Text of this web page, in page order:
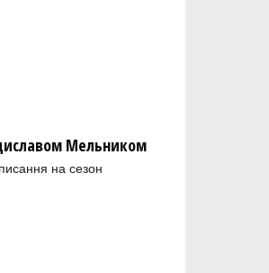
Мельником
на сезон